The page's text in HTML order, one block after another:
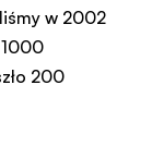
w 2002
200